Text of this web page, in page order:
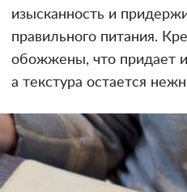
изысканность и
правильного питания.
обожжены, что придает
а текстура остается